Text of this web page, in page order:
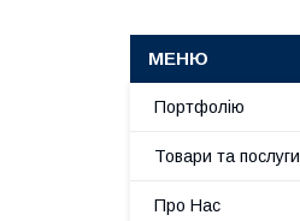
Портфолію
Товари та послуги
Про Нас